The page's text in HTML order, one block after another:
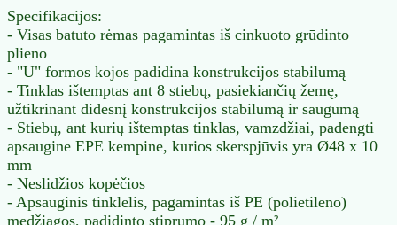
Specifikacijos:
- Visas batuto rėmas pagamintas iš cinkuoto grūdinto
plieno
- "U" formos kojos padidina konstrukcijos stabilumą
- Tinklas ištemptas ant 8 stiebų, pasiekiančių žemę,
užtikrinant didesnį konstrukcijos stabilumą ir saugumą
- Stiebų, ant kurių ištemptas tinklas, vamzdžiai, padengti
apsaugine EPE kempine, kurios skerspjūvis yra Ø48 x 10
mm
- Neslidžios kopėčios
- Apsauginis tinklelis, pagamintas iš PE (polietileno)
medžiagos, padidinto stiprumo - 95 g / m²